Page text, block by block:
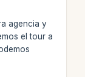
agencia y
el tour a